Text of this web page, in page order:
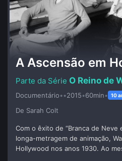
A Ascensão em
O Reino de
Documentário••2015•60min• 10
De Sarah Colt
Com o êxito de “Branca de Neve
longa-metragem de animação,
Hollywood nos anos 1930. Ao